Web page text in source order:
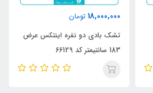
18,000,000 تومان
تشک بادی دو نفره اینتکس عرض
183 سانتیمتر کد 66129